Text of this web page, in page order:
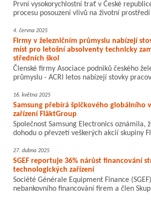
První vysokorychlostní trať v České
procesu posouzení vlivů na životní prostředí
4. června 2025
Firmy v železničním průmyslu nabízejí
míst pro letošní absolventy technicky
středních škol
Členské firmy Asociace podniků českého
průmyslu - ACRI letos nabízejí stovky
16. května 2025
Samsung přebírá špičkového globálního
zařízení FläktGroup
Společnost Samsung Electronics oznámila,
dohodu o převzetí veškerých akcií skupiny
27. dubna 2025
SGEF reportuje 36% nárůst financování
technologických zařízení
Société Générale Equipment Finance
nebankovního financování firem a člen